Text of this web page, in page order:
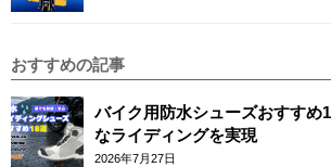
おすすめの記事
バイク用防水シューズおすすめ
なライディングを実現
2026年7月27日